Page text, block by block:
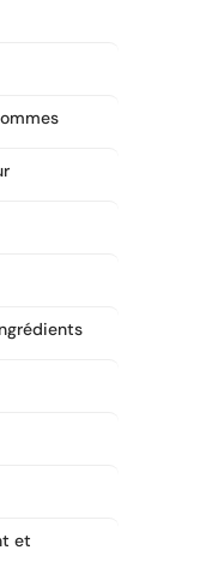
et